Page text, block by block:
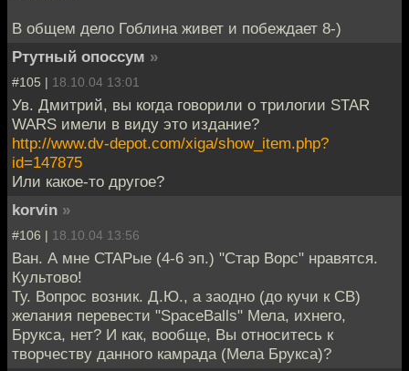
В общем дело Гоблина живет и побеждает 8-)
Ртутный опоссум »
#105 | 18.10.04 13:01
Ув. Дмитрий, вы когда говорили о трилогии STAR
WARS имели в виду это издание?
http://www.dv-depot.com/xiga/show_item.php?
id=147875
Или какое-то другое?
korvin »
#106 | 18.10.04 13:56
Ван. А мне СТАРые (4-6 эп.) "Стар Ворс" нравятся.
Культово!
Ту. Вопрос возник. Д.Ю., а заодно (до кучи к СВ)
желания перевести "SpaceBalls" Мела, ихнего,
Брукса, нет? И как, вообще, Вы относитесь к
творчеству данного камрада (Мела Брукса)?